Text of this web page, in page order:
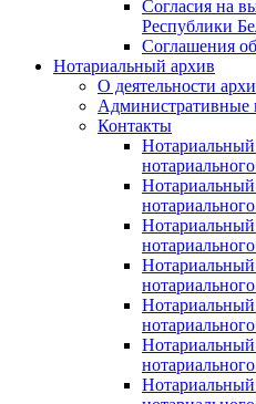
Согласия на
Республики
Соглашения
Нотариальный архив
О деятельности
Административные
Контакты
Нотариальный
Нотариальный
Нотариальный
Нотариальный